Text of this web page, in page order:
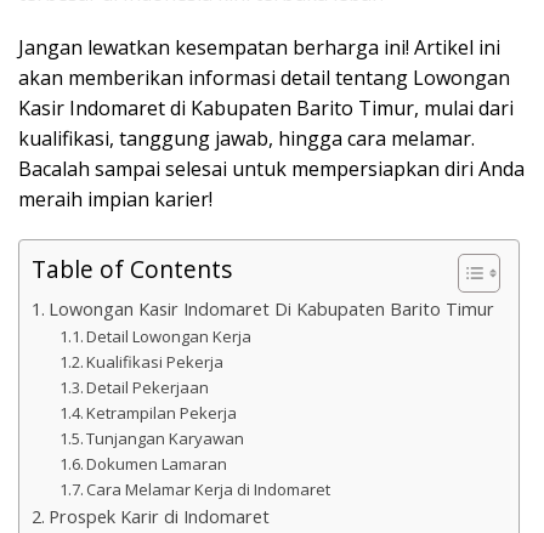
Jangan lewatkan kesempatan berharga ini! Artikel ini
akan memberikan informasi detail tentang Lowongan
Kasir Indomaret di Kabupaten Barito Timur, mulai dari
kualifikasi, tanggung jawab, hingga cara melamar.
Bacalah sampai selesai untuk mempersiapkan diri Anda
meraih impian karier!
Table of Contents
Lowongan Kasir Indomaret Di Kabupaten Barito Timur
Detail Lowongan Kerja
Kualifikasi Pekerja
Detail Pekerjaan
Ketrampilan Pekerja
Tunjangan Karyawan
Dokumen Lamaran
Cara Melamar Kerja di Indomaret
Prospek Karir di Indomaret